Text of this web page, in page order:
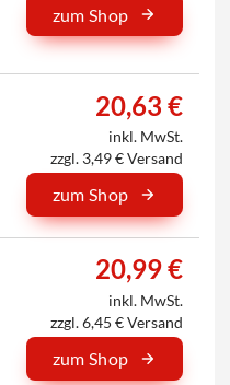
zum Shop
20,63 €
inkl. MwSt.
zzgl. 3,49 € Versand
zum Shop
20,99 €
inkl. MwSt.
zzgl. 6,45 € Versand
zum Shop